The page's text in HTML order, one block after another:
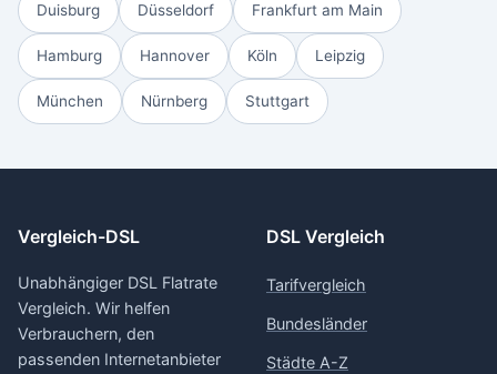
Duisburg Düsseldorf Frankfurt am Main
Hamburg Hannover Köln Leipzig
München Nürnberg Stuttgart
Vergleich-DSL
Unabhängiger DSL Flatrate
Vergleich. Wir helfen
Verbrauchern, den
passenden Internetanbieter
DSL Vergleich
Tarifvergleich
Bundesländer
Städte A-Z